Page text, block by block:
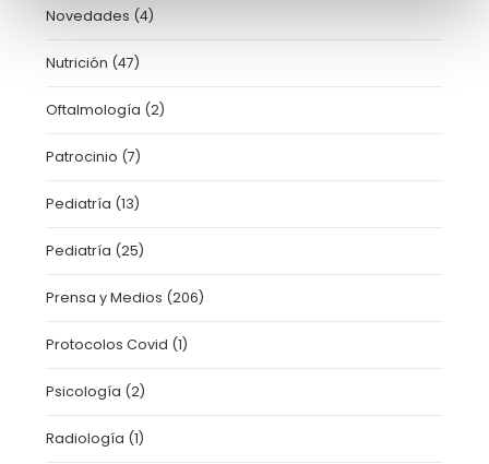
Novedades (4)
Nutrición (47)
Oftalmología (2)
Patrocinio (7)
Pediatría (13)
Pediatría (25)
Prensa y Medios (206)
Protocolos Covid (1)
Psicología (2)
Radiología (1)